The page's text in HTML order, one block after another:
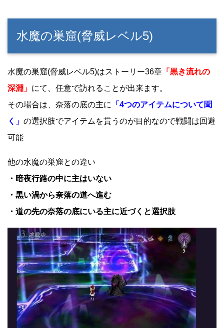
水魔の巣窟(脅威レベル5)
水魔の巣窟(脅威レベル5)はストーリー36章 「黒き流れの
深淵」 にて、任意で訪れることが出来ます。
その場合は、奈落の底の主に
「4つのアイテムについて聞
く」 の選択肢でアイテムを貰うのが目的なので戦闘は回避
可能
他の水魔の巣窟との違い
・暗夜行路の中に主はいない
・黒い渦から奈落の道へ進む
・道の先の奈落の底にいる主に近づくと選択肢